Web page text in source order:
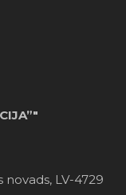
novads, LV-4729